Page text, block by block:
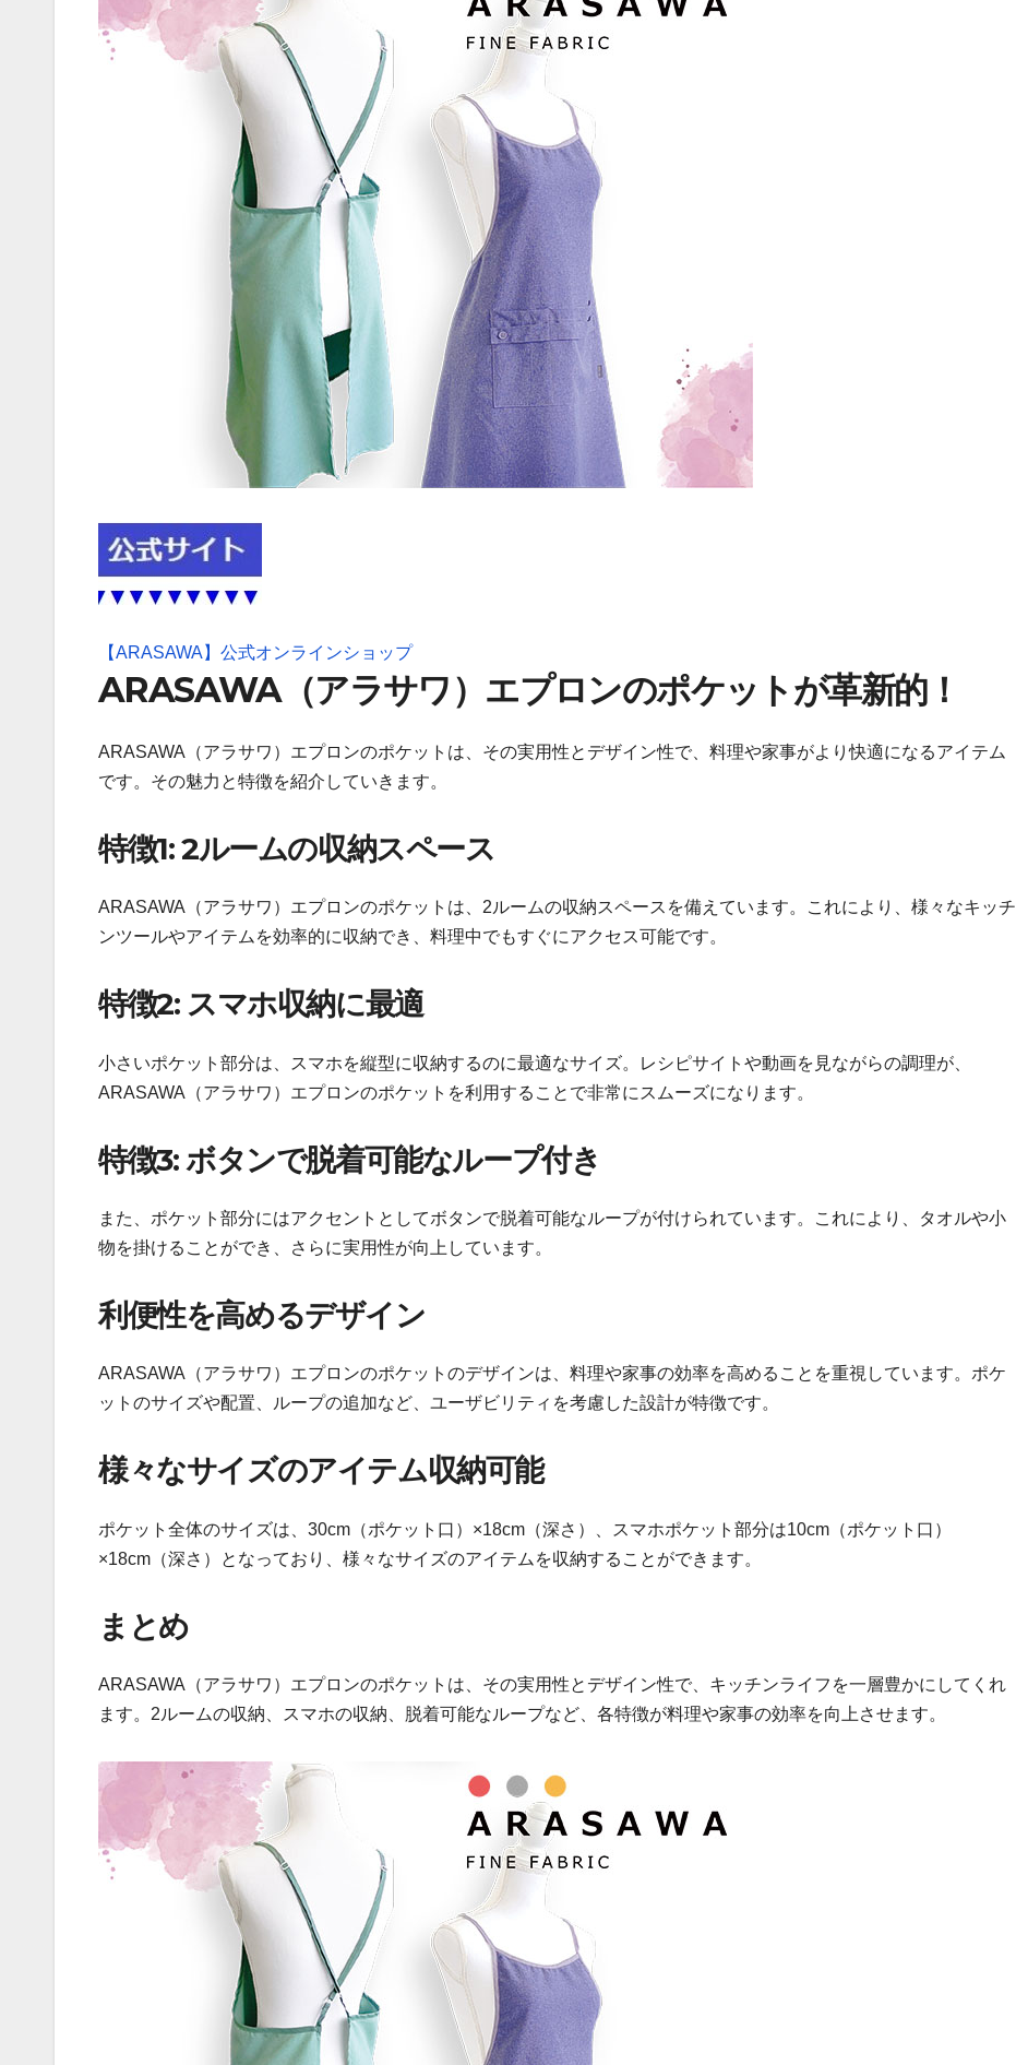
【ARASAWA】公式オンラインショップ
ARASAWA（アラサワ）エプロンのポケットが革新的！
ARASAWA（アラサワ）エプロンのポケットは、その実用性とデザイン性で、料理や家事がより快適になるアイテム
です。その魅力と特徴を紹介していきます。
特徴1: 2ルームの収納スペース
ARASAWA（アラサワ）エプロンのポケットは、2ルームの収納スペースを備えています。これにより、様々なキッチ
ンツールやアイテムを効率的に収納でき、料理中でもすぐにアクセス可能です。
特徴2: スマホ収納に最適
小さいポケット部分は、スマホを縦型に収納するのに最適なサイズ。レシピサイトや動画を見ながらの調理が、
ARASAWA（アラサワ）エプロンのポケットを利用することで非常にスムーズになります。
特徴3: ボタンで脱着可能なループ付き
また、ポケット部分にはアクセントとしてボタンで脱着可能なループが付けられています。これにより、タオルや小
物を掛けることができ、さらに実用性が向上しています。
利便性を高めるデザイン
ARASAWA（アラサワ）エプロンのポケットのデザインは、料理や家事の効率を高めることを重視しています。ポケ
ットのサイズや配置、ループの追加など、ユーザビリティを考慮した設計が特徴です。
様々なサイズのアイテム収納可能
ポケット全体のサイズは、30cm（ポケット口）×18cm（深さ）、スマホポケット部分は10cm（ポケット口）
×18cm（深さ）となっており、様々なサイズのアイテムを収納することができます。
まとめ
ARASAWA（アラサワ）エプロンのポケットは、その実用性とデザイン性で、キッチンライフを一層豊かにしてくれ
ます。2ルームの収納、スマホの収納、脱着可能なループなど、各特徴が料理や家事の効率を向上させます。